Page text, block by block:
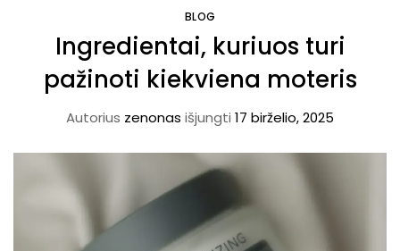
BLOG
Ingredientai, kuriuos turi
pažinoti kiekviena moteris
Autorius zenonas išjungti 17 birželio, 2025